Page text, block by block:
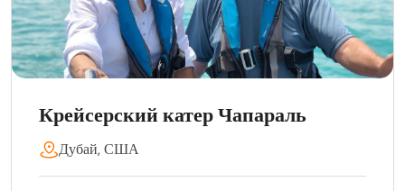
Крейсерский катер Чапараль
Дубай, США